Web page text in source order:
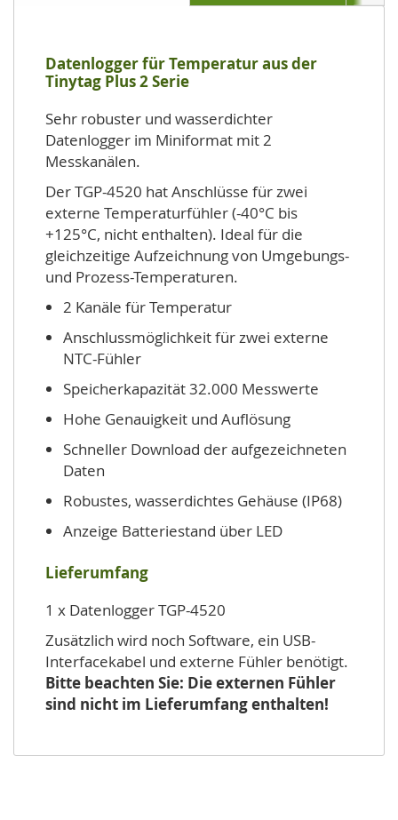
Datenlogger für Temperatur aus der
Tinytag Plus 2 Serie
Sehr robuster und wasserdichter
Datenlogger im Miniformat mit 2
Messkanälen.
Der TGP-4520 hat Anschlüsse für zwei
externe Temperaturfühler (-40°C bis
+125°C, nicht enthalten). Ideal für die
gleichzeitige Aufzeichnung von Umgebungs-
und Prozess-Temperaturen.
2 Kanäle für Temperatur
Anschlussmöglichkeit für zwei externe
NTC-Fühler
Speicherkapazität 32.000 Messwerte
Hohe Genauigkeit und Auflösung
Schneller Download der aufgezeichneten
Daten
Robustes, wasserdichtes Gehäuse (IP68)
Anzeige Batteriestand über LED
Lieferumfang
1 x Datenlogger TGP-4520
Zusätzlich wird noch Software, ein USB-
Interfacekabel und externe Fühler benötigt.
Bitte beachten Sie: Die externen Fühler
sind nicht im Lieferumfang enthalten!